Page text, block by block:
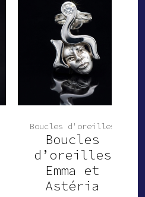
Boucles d'oreilles
Boucles
d’oreilles
Emma et
Astéria